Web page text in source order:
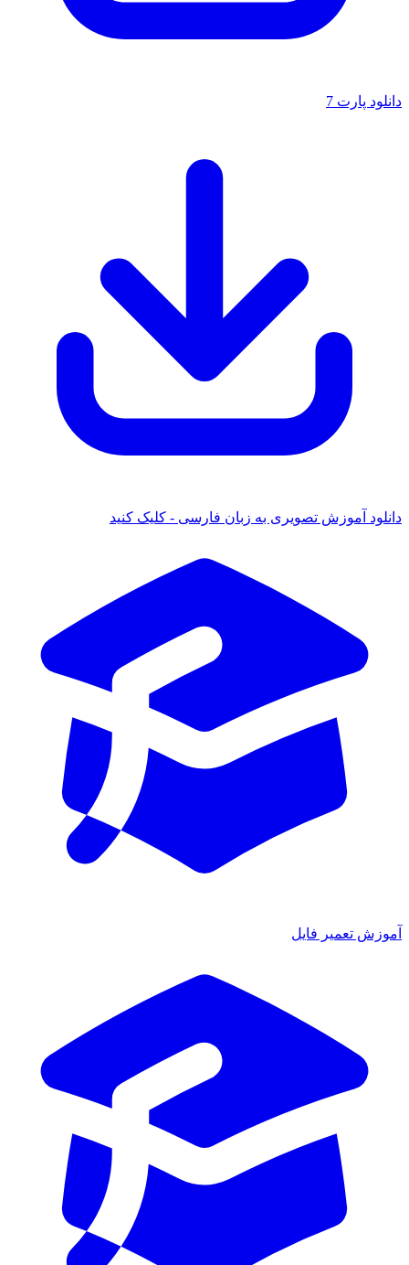
پارت 7
آموزش تصویری به زبان فارسی - کلیک کنید
تعمیر فایل